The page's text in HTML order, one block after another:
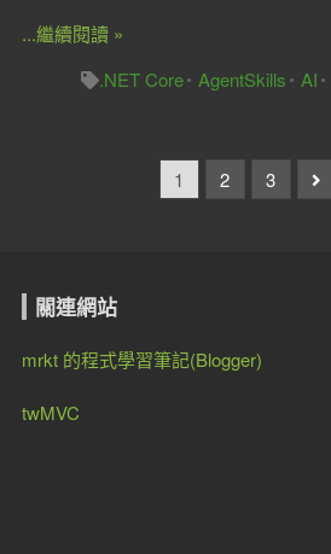
...繼續閱讀 »
.NET Core
AgentSkills AI
1 2 3
關連網站
mrkt 的程式學習筆記(Blogger)
twMVC